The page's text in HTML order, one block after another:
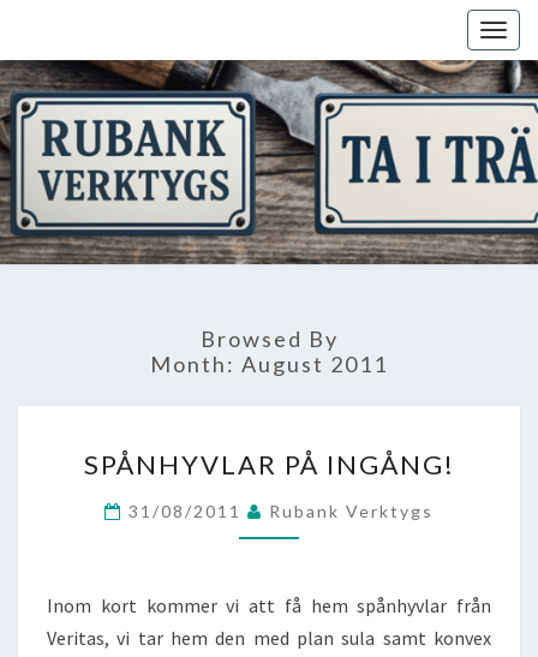
content
Browsed By
Month: August 2011
PÅ
INGÅNG!
SPÅNHYVLAR PÅ INGÅNG!
31/08/2011 Rubank Verktygs
Inom kort kommer vi att få hem spånhyvlar från
Veritas, vi tar hem den med plan sula samt konvex